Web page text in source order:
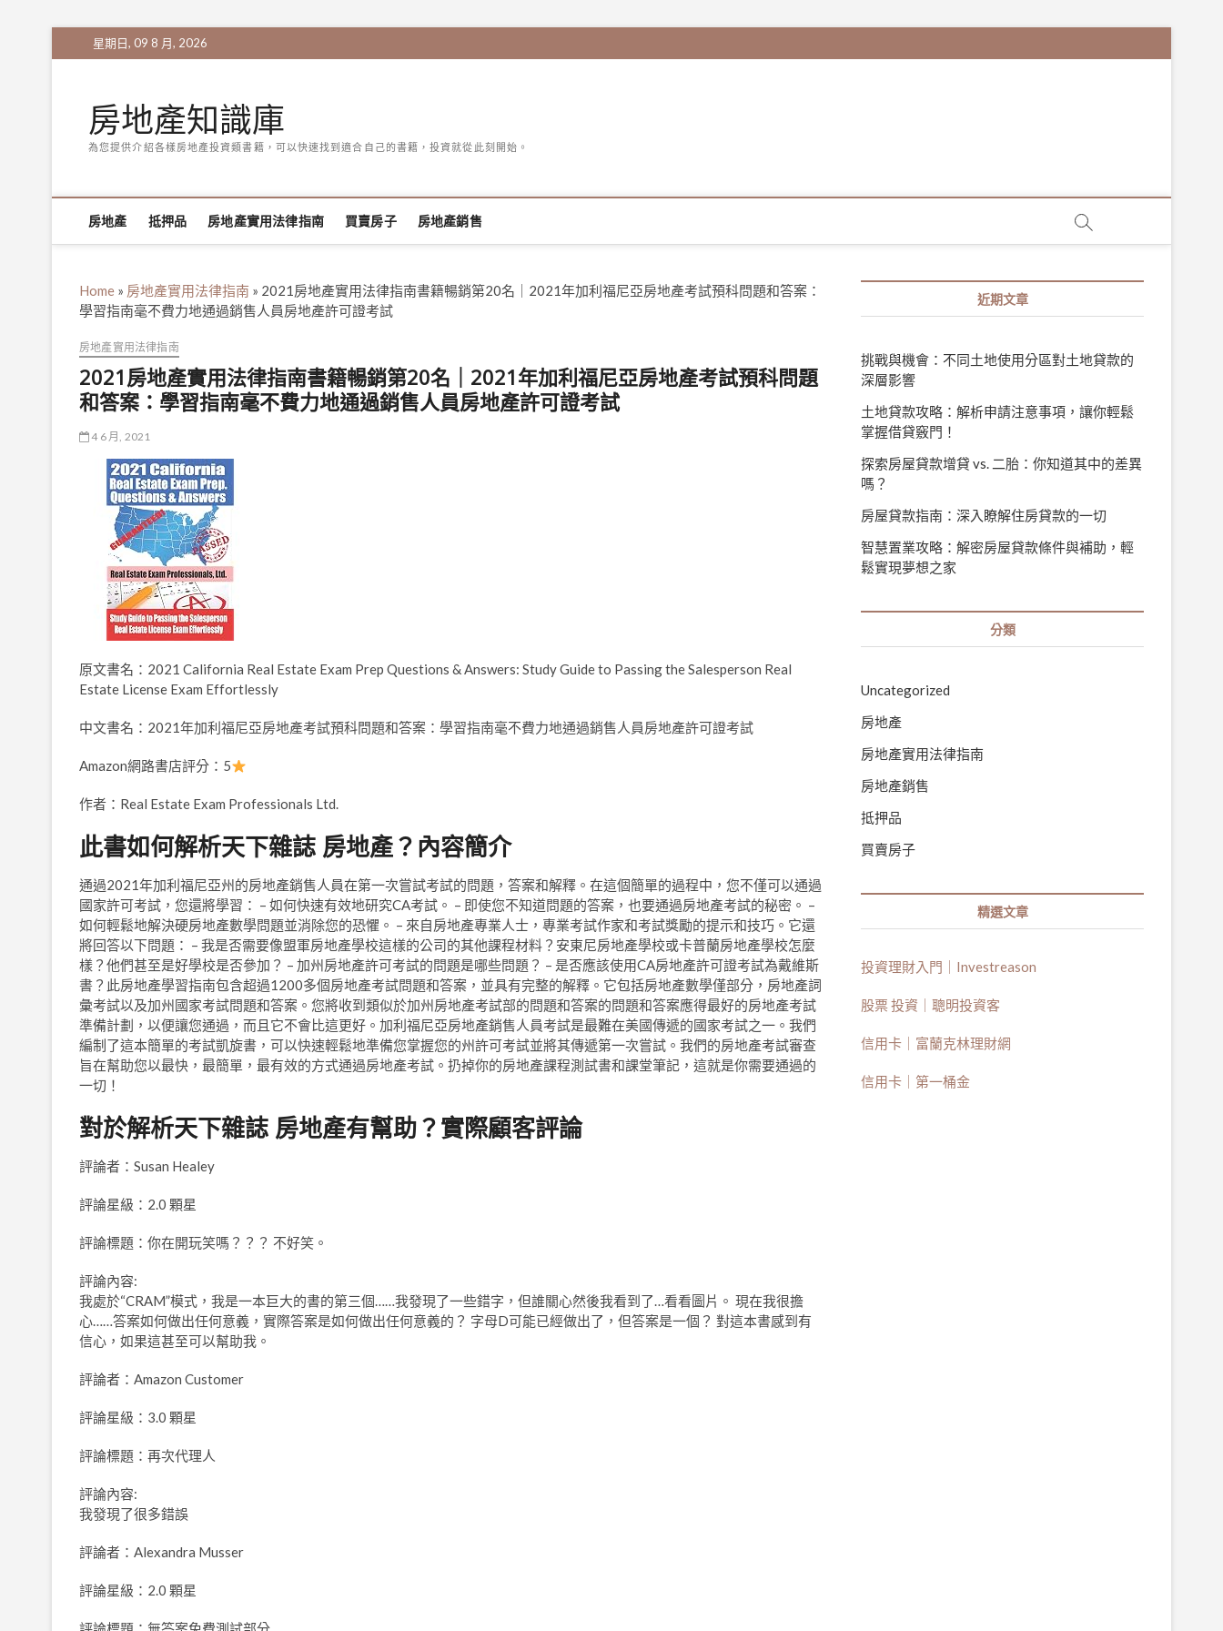
to
星期日, 09 8 月, 2026
房地產知識庫
為您提供介紹各樣房地產投資類書籍，可以快速找到適合自己的書籍，投資就從此刻開始。
房地產 抵押品 房地產實用法律指南 買賣房子 房地產銷售
Home » 房地產實用法律指南 » 2021房地產實用法律指南書籍暢銷第20名｜2021年加利福尼亞房地產考試預科問題和答案：
學習指南毫不費力地通過銷售人員房地產許可證考試
房地產實用法律指南
2021房地產實用法律指南書籍暢銷第20名｜2021年加利福尼亞房地產考試預科問題
和答案：學習指南毫不費力地通過銷售人員房地產許可證考試
4 6 月, 2021
原文書名：2021 California Real Estate Exam Prep Questions & Answers: Study Guide to Passing the Salesperson Real
Estate License Exam Effortlessly
中文書名：2021年加利福尼亞房地產考試預科問題和答案：學習指南毫不費力地通過銷售人員房地產許可證考試
Amazon網路書店評分：5
作者：Real Estate Exam Professionals Ltd.
此書如何解析天下雜誌 房地產？內容簡介
通過2021年加利福尼亞州的房地產銷售人員在第一次嘗試考試的問題，答案和解釋。在這個簡單的過程中，您不僅可以通過
國家許可考試，您還將學習： – 如何快速有效地研究CA考試。 – 即使您不知道問題的答案，也要通過房地產考試的秘密。 –
如何輕鬆地解決硬房地產數學問題並消除您的恐懼。 – 來自房地產專業人士，專業考試作家和考試獎勵的提示和技巧。它還
將回答以下問題： – 我是否需要像盟軍房地產學校這樣的公司的其他課程材料？安東尼房地產學校或卡普蘭房地產學校怎麼
樣？他們甚至是好學校是否參加？ – 加州房地產許可考試的問題是哪些問題？ – 是否應該使用CA房地產許可證考試為戴維斯
書？此房地產學習指南包含超過1200多個房地產考試問題和答案，並具有完整的解釋。它包括房地產數學僅部分，房地產詞
彙考試以及加州國家考試問題和答案。您將收到類似於加州房地產考試部的問題和答案的問題和答案應得最好的房地產考試
準備計劃，以便讓您通過，而且它不會比這更好。加利福尼亞房地產銷售人員考試是最難在美國傳遞的國家考試之一。我們
編制了這本簡單的考試凱旋書，可以快速輕鬆地準備您掌握您的州許可考試並將其傳遞第一次嘗試。我們的房地產考試審查
旨在幫助您以最快，最簡單，最有效的方式通過房地產考試。扔掉你的房地產課程測試書和課堂筆記，這就是你需要通過的
一切！
對於解析天下雜誌 房地產有幫助？實際顧客評論
評論者：Susan Healey
評論星級：2.0 顆星
評論標題：你在開玩笑嗎？？？ 不好笑。
評論內容:
我處於“CRAM”模式，我是一本巨大的書的第三個……我發現了一些錯字，但誰關心然後我看到了…看看圖片。 現在我很擔
心……答案如何做出任何意義，實際答案是如何做出任何意義的？ 字母D可能已經做出了，但答案是一個？ 對這本書感到有
信心，如果這甚至可以幫助我。
評論者：Amazon Customer
評論星級：3.0 顆星
評論標題：再次代理人
評論內容:
我發現了很多錯誤
評論者：Alexandra Musser
評論星級：2.0 顆星
近期文章
挑戰與機會：不同土地使用分區對土地貸款的
深層影響
土地貸款攻略：解析申請注意事項，讓你輕鬆
掌握借貸竅門！
探索房屋貸款增貸 vs. 二胎：你知道其中的差異
嗎？
房屋貸款指南：深入瞭解住房貸款的一切
智慧置業攻略：解密房屋貸款條件與補助，輕
鬆實現夢想之家
分類
Uncategorized
房地產
房地產實用法律指南
房地產銷售
抵押品
買賣房子
精選文章
投資理財入門｜Investreason
股票 投資｜聰明投資客
信用卡｜富蘭克林理財網
信用卡｜第一桶金